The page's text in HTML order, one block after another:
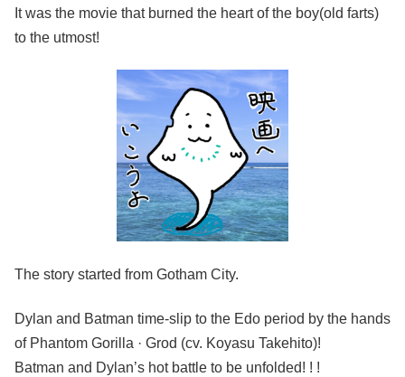
It was the movie that burned the heart of the boy(old farts)
to the utmost!
The story started from Gotham City.
Dylan and Batman time-slip to the Edo period by the hands
of Phantom Gorilla · Grod (cv. Koyasu Takehito)!
Batman and Dylan’s hot battle to be unfolded! ! !